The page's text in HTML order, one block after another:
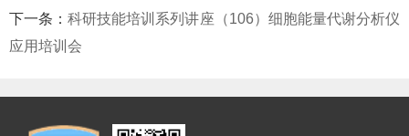
下一条：科研技能培训系列讲座（106）细胞能量代谢分析仪
应用培训会